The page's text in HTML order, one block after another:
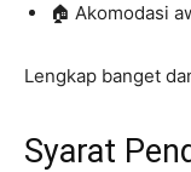
🏠 Akomodasi
Lengkap banget
Syarat